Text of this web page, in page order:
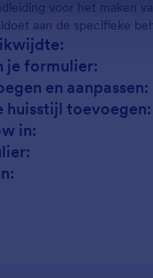
voor het maken
aan de specifieke
je formulier:
en aanpassen:
huisstijl toevoegen:
in: